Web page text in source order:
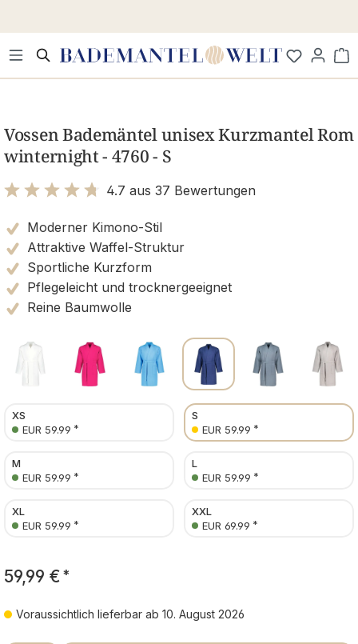
Vossen Bademäntel unisex Kurzmantel Rom
winternight - 4760 - S
4.7 aus 37 Bewertungen
Moderner Kimono-Stil
Attraktive Waffel-Struktur
Sportliche Kurzform
Pflegeleicht und trocknergeeignet
Reine Baumwolle
XS
EUR 59.99 *
S
EUR 59.99 *
M
EUR 59.99 *
L
EUR 59.99 *
XL
EUR 59.99 *
XXL
EUR 69.99 *
59,99 € *
Voraussichtlich lieferbar ab 10. August 2026